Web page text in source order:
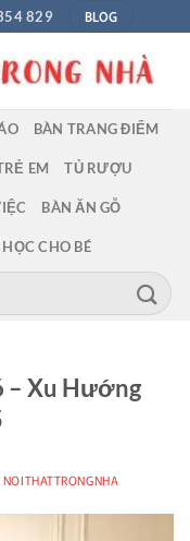
829 BLOG
BÀN TRANG ĐIỂM
EM TỦ RƯỢU
BÀN ĂN GỖ
CHO BÉ
– Xu Hướng
NOITHATTRONGNHA